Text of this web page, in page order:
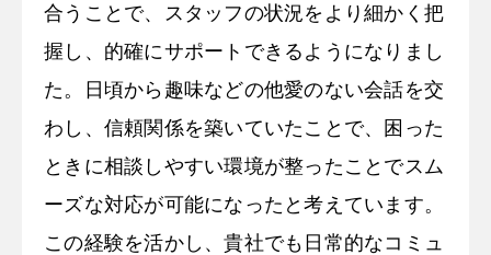
合うことで、スタッフの状況をより細かく把
握し、的確にサポートできるようになりまし
た。日頃から趣味などの他愛のない会話を交
わし、信頼関係を築いていたことで、困った
ときに相談しやすい環境が整ったことでスム
ーズな対応が可能になったと考えています。
この経験を活かし、貴社でも日常的なコミュ